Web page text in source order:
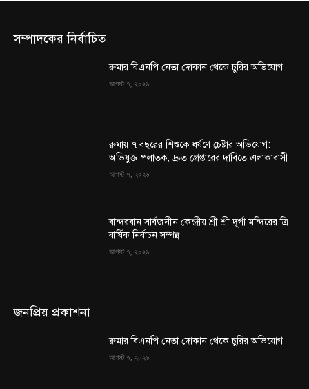
সম্পাদকের নির্বাচিত
রুমার বিএনপি নেতা দোকান থেকে চুরির অভিযোগ
আগস্ট ৭, ২০২৬
রুমায় ৭ বছরের শিশুকে ধর্ষণে চেষ্টার অভিযোগ:
অভিযুক্ত পলাতক, দ্রুত গ্রেপ্তারের দাবিতে এলাকাবাসী
আগস্ট ৭, ২০২৬
বান্দরবান সার্বজনীন কেন্দ্রীয় শ্রী শ্রী দুর্গা মন্দিরের ত্রি
বার্ষিক নির্বাচন সম্পন্ন
আগস্ট ৭, ২০২৬
জনপ্রিয় প্রকাশনা
রুমার বিএনপি নেতা দোকান থেকে চুরির অভিযোগ
আগস্ট ৭, ২০২৬